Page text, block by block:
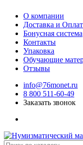
О компании
Доставка и
Бонусная система
Контакты
Упаковка
Обучающие
Отзывы
info@76monet.ru
8 800 511-60-49
Заказать звонок